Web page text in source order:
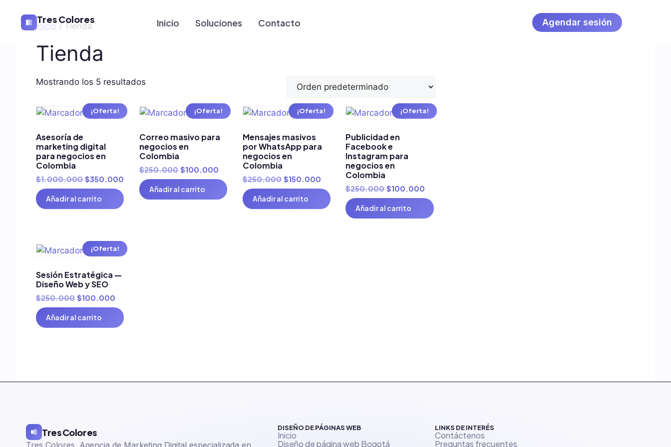
Tres Colores Inicio Soluciones Contacto Agendar sesión
Inicio / Tienda
Tienda
Mostrando los 5 resultados
¡Oferta!
Asesoría de
marketing digital
para negocios en
Colombia
$1.000.000 $350.000
Añadir al carrito
¡Oferta!
Correo masivo para
negocios en
Colombia
$250.000 $100.000
Añadir al carrito
¡Oferta!
Mensajes masivos
por WhatsApp para
negocios en
Colombia
$250.000 $150.000
Añadir al carrito
¡Oferta!
Publicidad en
Facebook e
Instagram para
negocios en
Colombia
$250.000 $100.000
Añadir al carrito
¡Oferta!
Sesión Estratégica —
Diseño Web y SEO
$250.000 $100.000
Añadir al carrito
Tres Colores DISEÑO DE PÁGINAS WEB
Inicio
Diseño de página web Bogotá
LINKS DE INTERÉS
Contáctenos
Preguntas frecuentes